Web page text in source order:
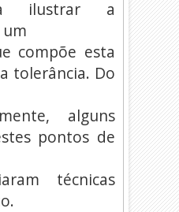
ilustrar a
compõe esta
tolerância. Do
alguns
pontos de
técnicas